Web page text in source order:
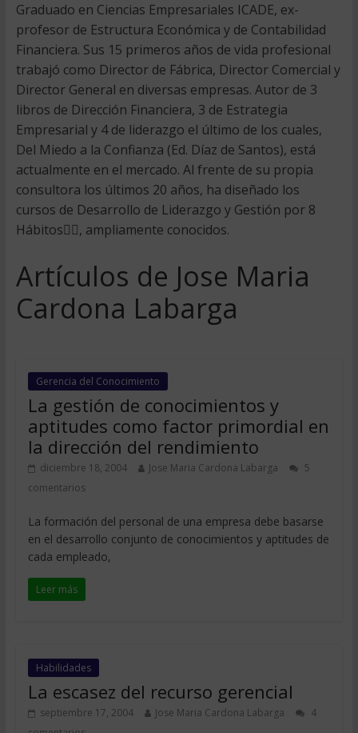
Graduado en Ciencias Empresariales ICADE, ex-
profesor de Estructura Económica y de Contabilidad
Financiera. Sus 15 primeros años de vida profesional
trabajó como Director de Fábrica, Director Comercial y
Director General en diversas empresas. Autor de 3
libros de Dirección Financiera, 3 de Estrategia
Empresarial y 4 de liderazgo el último de los cuales,
Del Miedo a la Confianza (Ed. Díaz de Santos), está
actualmente en el mercado. Al frente de su propia
consultora los últimos 20 años, ha diseñado los
cursos de Desarrollo de Liderazgo y Gestión por 8
Hábitos, ampliamente conocidos.
Artículos de Jose Maria
Cardona Labarga
Gerencia del Conocimiento
La gestión de conocimientos y
aptitudes como factor primordial en
la dirección del rendimiento
diciembre 18, 2004 Jose Maria Cardona Labarga
5
comentarios
La formación del personal de una empresa debe basarse
en el desarrollo conjunto de conocimientos y aptitudes de
cada empleado,
Leer más
Habilidades
La escasez del recurso gerencial
septiembre 17, 2004 Jose Maria Cardona Labarga
4